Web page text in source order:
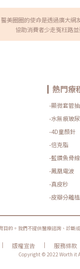
醫美圈圈的使命是透過廣大網
協助消費者少走冤枉路
熱門療
-顯微套管
-水無痕玻
-4D童顏針
-倍克脂
-藍鑽魚骨線
-鳳凰電波
-真皮秒
-皮瓣分離
目的。我們不提供醫療諮詢、診斷
| 版權宣告 | 服務條款
Copyright © 2022 Worth it